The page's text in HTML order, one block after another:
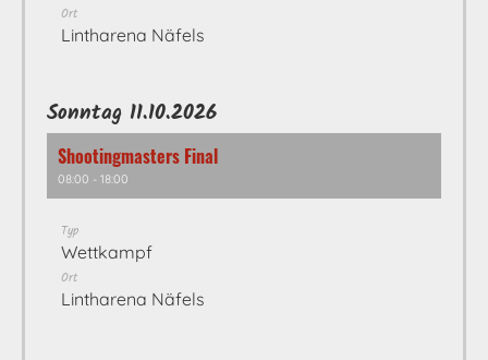
Ort
Lintharena Näfels
Sonntag 11.10.2026
Shootingmasters Final
08:00 - 18:00
Typ
Wettkampf
Ort
Lintharena Näfels